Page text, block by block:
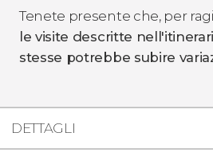
Tenete presente che, per
le visite descritte
stesse potrebbe subire
DETTAGLI